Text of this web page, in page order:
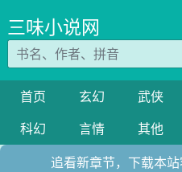
三味小说网
首页 玄幻 武侠
科幻
言情 其他
追看新章节，下载本